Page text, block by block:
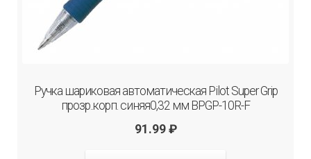
Ручка шариковая автоматическая Pilot Super Grip
прозр..корп. синяя0,32 мм BPGP-10R-F
91.99 ₽